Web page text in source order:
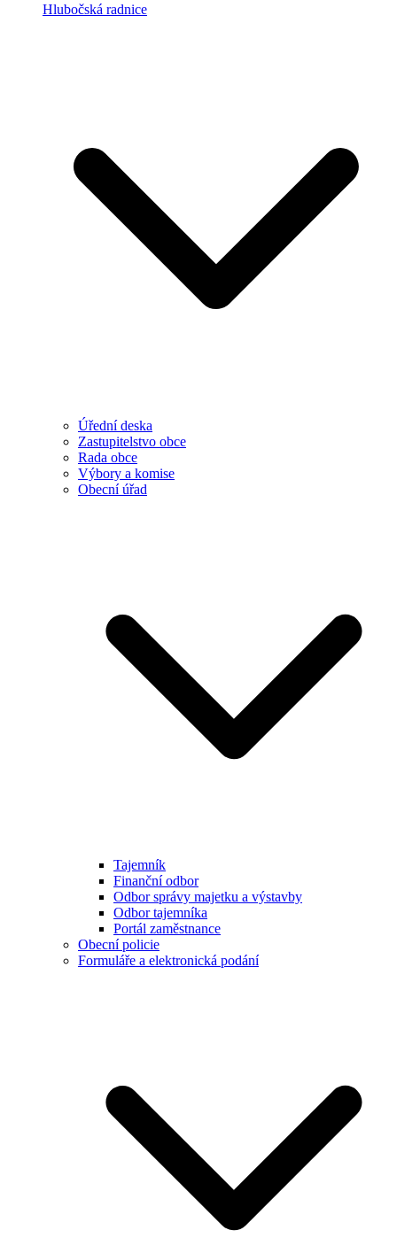
Hlubočská radnice
Úřední deska
Zastupitelstvo obce
Rada obce
Výbory a komise
Obecní úřad
Tajemník
Finanční odbor
Odbor správy majetku a výstavby
Odbor tajemníka
Portál zaměstnance
Obecní policie
Formuláře a elektronická podání